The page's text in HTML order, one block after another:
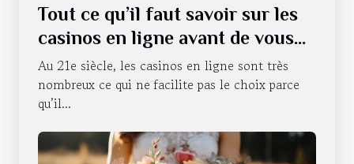
Tout ce qu’il faut savoir sur les
casinos en ligne avant de vous
lancer
Au 21e siècle, les casinos en ligne sont très
nombreux ce qui ne facilite pas le choix parce
qu’il...